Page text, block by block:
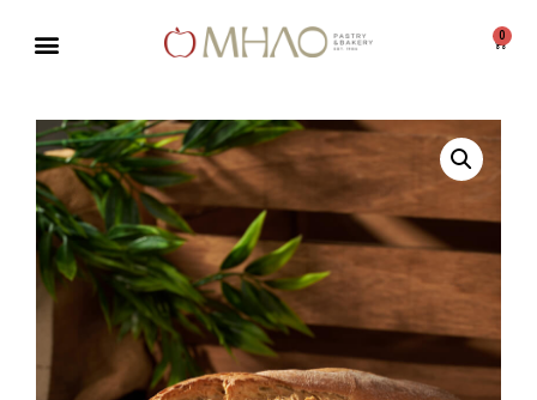
περιεχόμενο
0